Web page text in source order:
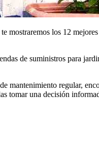
los 12
de suministros para
mantenimiento regular,
tomar una decisión